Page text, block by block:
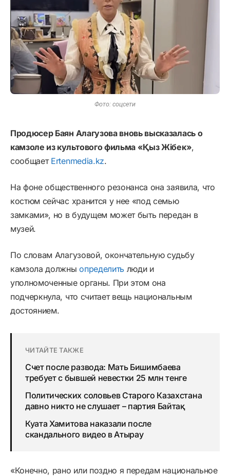
Фото: соцсети
Продюсер Баян Алагузова вновь высказалась о
камзоле из культового фильма «Қыз Жібек»,
сообщает Ertenmedia.kz.
На фоне общественного резонанса она заявила, что
костюм сейчас хранится у нее «под семью
замками», но в будущем может быть передан в
музей.
По словам Алагузовой, окончательную судьбу
камзола должныопределить люди и
уполномоченные органы. При этом она
подчеркнула, что считает вещь национальным
достоянием.
ЧИТАЙТЕ ТАКЖЕ
Счет после развода: Мать Бишимбаева
требует с бывшей невестки 25 млн тенге
Политических соловьев Старого Казахстана
давно никто не слушает – партия Байтақ
Куата Хамитова наказали после
скандального видео в Атырау
«Конечно, рано или поздно я передам национальное